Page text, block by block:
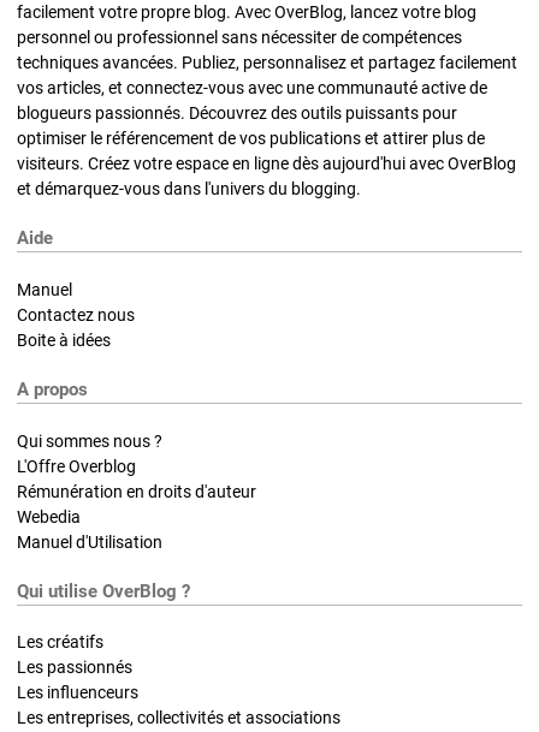
facilement votre propre blog. Avec OverBlog, lancez votre blog
personnel ou professionnel sans nécessiter de compétences
techniques avancées. Publiez, personnalisez et partagez facilement
vos articles, et connectez-vous avec une communauté active de
blogueurs passionnés. Découvrez des outils puissants pour
optimiser le référencement de vos publications et attirer plus de
visiteurs. Créez votre espace en ligne dès aujourd'hui avec OverBlog
et démarquez-vous dans l'univers du blogging.
Aide
Manuel
Contactez nous
Boite à idées
A propos
Qui sommes nous ?
L'Offre Overblog
Rémunération en droits d'auteur
Webedia
Manuel d'Utilisation
Qui utilise OverBlog ?
Les créatifs
Les passionnés
Les influenceurs
Les entreprises, collectivités et associations